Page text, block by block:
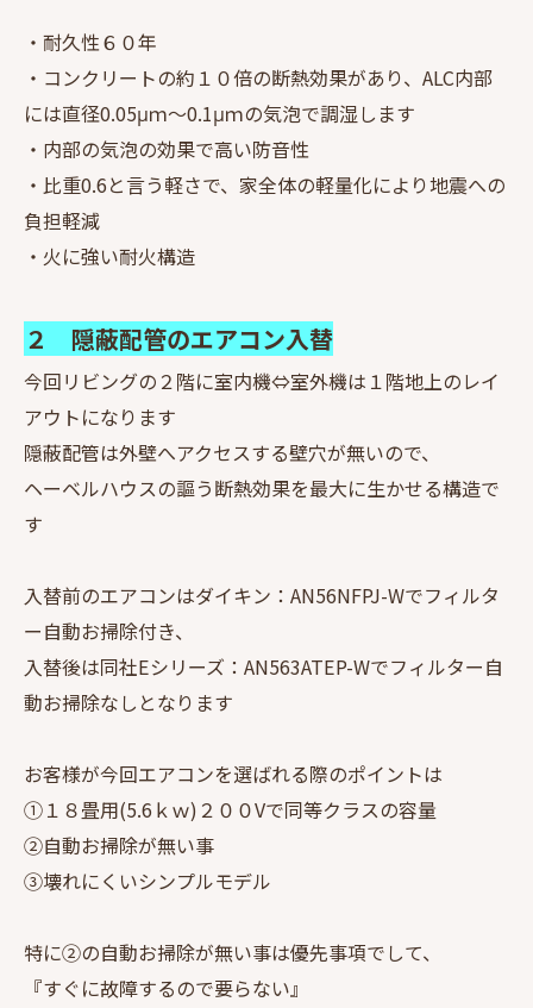
・耐久性６０年
・コンクリートの約１０倍の断熱効果があり、ALC内部
には直径0.05μｍ～0.1μｍの気泡で調湿します
・内部の気泡の効果で高い防音性
・比重0.6と言う軽さで、家全体の軽量化により地震への
負担軽減
・火に強い耐火構造
２ 隠蔽配管のエアコン入替
今回リビングの２階に室内機⇔室外機は１階地上のレイ
アウトになります
隠蔽配管は外壁へアクセスする壁穴が無いので、
ヘーベルハウスの謳う断熱効果を最大に生かせる構造で
す
入替前のエアコンはダイキン：AN56NFPJ-Wでフィルタ
ー自動お掃除付き、
入替後は同社Eシリーズ：AN563ATEP-Wでフィルター自
動お掃除なしとなります
お客様が今回エアコンを選ばれる際のポイントは
①１８畳用(5.6ｋｗ)２００Vで同等クラスの容量
②自動お掃除が無い事
③壊れにくいシンプルモデル
特に②の自動お掃除が無い事は優先事項でして、
『すぐに故障するので要らない』